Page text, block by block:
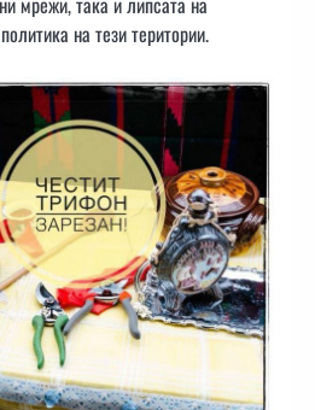
на тези територии.